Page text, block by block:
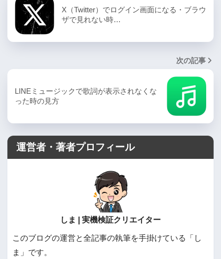
X（Twitter）でログイン画面になる・ブラウ
ザで見れない時…
次の記事
LINEミュージックで歌詞が表示されなくな
った時の見方
運営者・著者プロフィール
しま | 実機検証クリエイター
このブログの運営と全記事の執筆を手掛けている「し
ま」です。